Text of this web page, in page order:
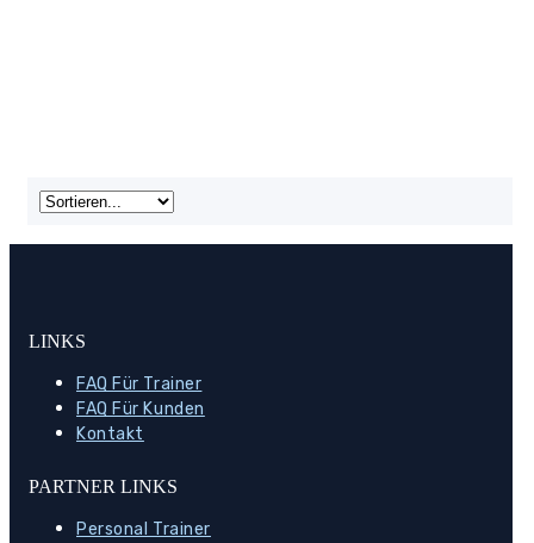
LINKS
FAQ Für Trainer
FAQ Für Kunden
Kontakt
PARTNER LINKS
Personal Trainer